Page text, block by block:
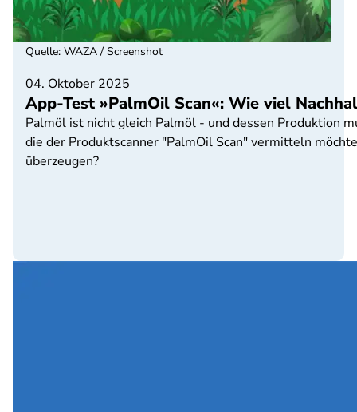
04. Oktober 2025
App-Test »PalmOil Scan«: Wie viel
Palmöl ist nicht gleich Palmöl - und dessen Produktion
die der Produktscanner "PalmOil Scan" vermitteln
überzeugen?
Quelle: WAZA / Screenshot